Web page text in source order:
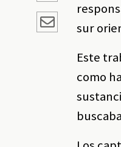
sur
Este
como